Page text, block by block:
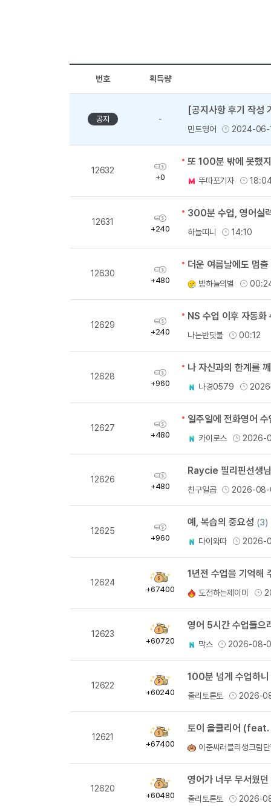
번호 획득량
공지 -
[공지사항 후기 작성
민트영어 2024-06-
12632
획
득
+0
또 100분 밖에 못했
뚜따포기자
12631
획
득
+240
300분 수업, 영어실
하늘띠니 14:10
12630
획
득
+480
더운 여름날에도 멈
밤하늘의별
12629
획
득
+240 나는반딧불 00:12
12628
획
득
+960
나 자신과의 한계를
나경0579
12627
획
득
+480
일주일에 전화영어
카이로스 2026-
12626
획
득
+480
Raycie 필리핀선생
친구일곱 2026-
12625
획
득
+960
예, 복습의 중요성 (3)
다이와따 2026-
12624
획
득
+67400
1년전 수업을 기억해
도전하는제이미
12623
획
득
+60720 막스 2026-08-
12622
획
득
+60240
100분 넘게 수업하니
줄리토론토 2026-
12621
획
득
+67400
토이 올클리어 (feat.
이준씨러블리생크림
12620
획
득
+60480
영어가 너무 무서웠
줄리토론토 2026-